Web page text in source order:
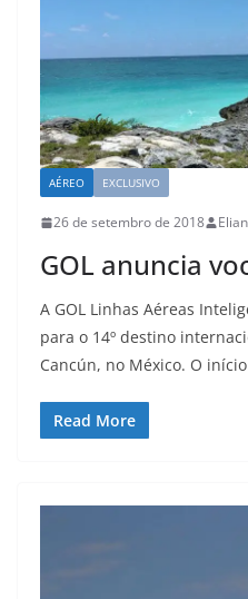
AÉREO EXCLUSIVO
26 de setembro de 2018
GOL anuncia
A GOL Linhas Aéreas
para o 14º destino
Cancún, no México. O início
Read More